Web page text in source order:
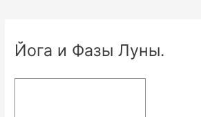
Йога и Фазы Луны.